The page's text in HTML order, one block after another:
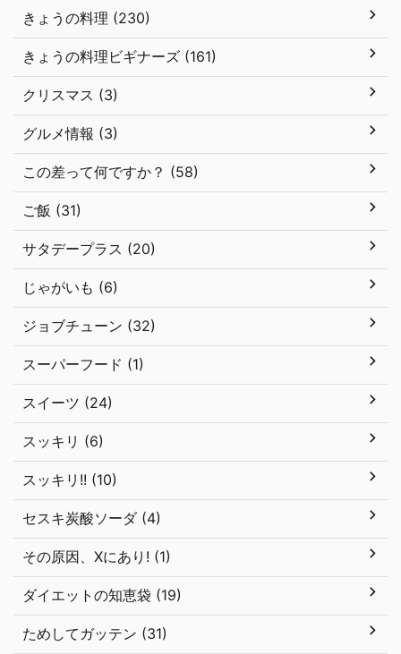
きょうの料理 (230)
きょうの料理ビギナーズ (161)
クリスマス (3)
グルメ情報 (3)
この差って何ですか？ (58)
ご飯 (31)
サタデープラス (20)
じゃがいも (6)
ジョブチューン (32)
スーパーフード (1)
スイーツ (24)
スッキリ (6)
スッキリ!! (10)
セスキ炭酸ソーダ (4)
その原因、Xにあり! (1)
ダイエットの知恵袋 (19)
ためしてガッテン (31)